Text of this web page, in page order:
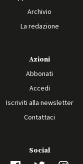
Archivio
La redazione
Azioni
Abbonati
Accedi
Iscriviti alla newsletter
Contattaci
Social